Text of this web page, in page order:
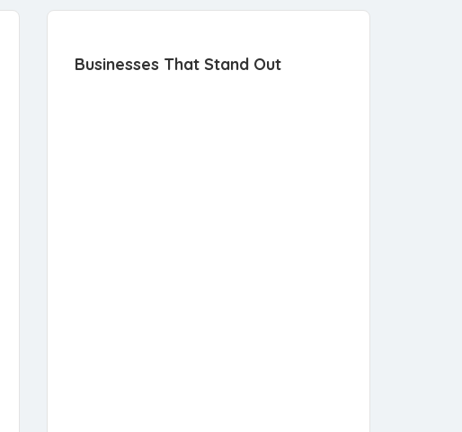
Businesses That Stand Out